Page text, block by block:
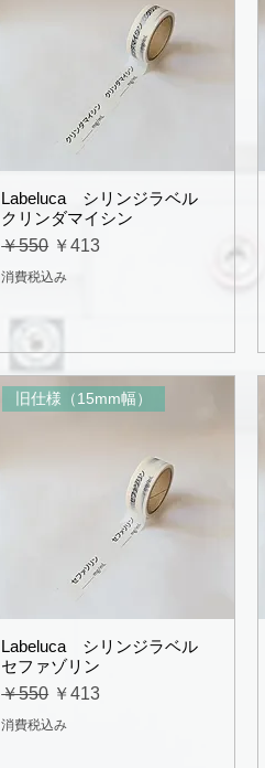
Labeluca シリンジラベル
クリンダマイシン
通常価格
￥550 セール価格
￥413
消費税込み
旧仕様（15mm幅）
Labeluca シリンジラベル
セファゾリン
通常価格
￥550 セール価格
￥413
消費税込み